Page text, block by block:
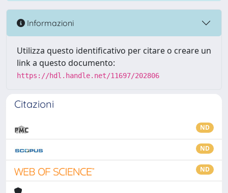
Informazioni
Utilizza questo identificativo per citare o creare un
link a questo documento:
https://hdl.handle.net/11697/202806
Citazioni
ND
ND
ND